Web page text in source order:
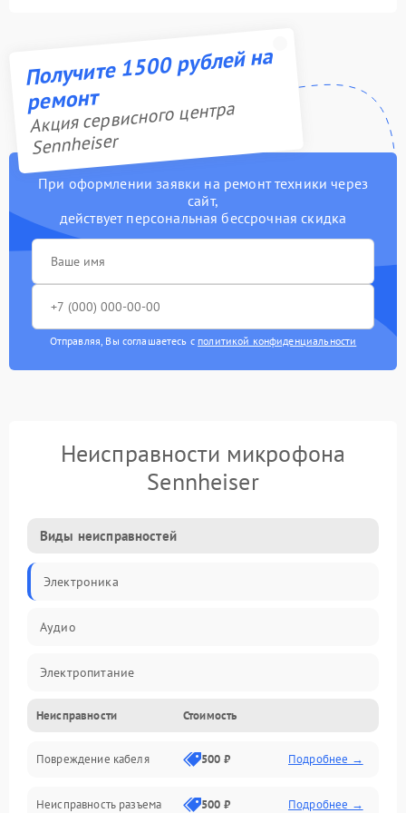
Получите 1500 рублей на
ремонт
Акция сервисного центра
Sennheiser
При оформлении заявки на ремонт техники через
сайт,
действует персональная бессрочная скидка
Отправляя, Вы соглашаетесь с политикой конфиденциальности
Неисправности микрофона
Sennheiser
Виды неисправностей
Электроника
Аудио
Электропитание
Интерфейсы
Капсюль
Механические повреждения
Неисправности Стоимость
Повреждение кабеля 500 ₽ Подробнее →
Неисправность разъема 500 ₽ Подробнее →